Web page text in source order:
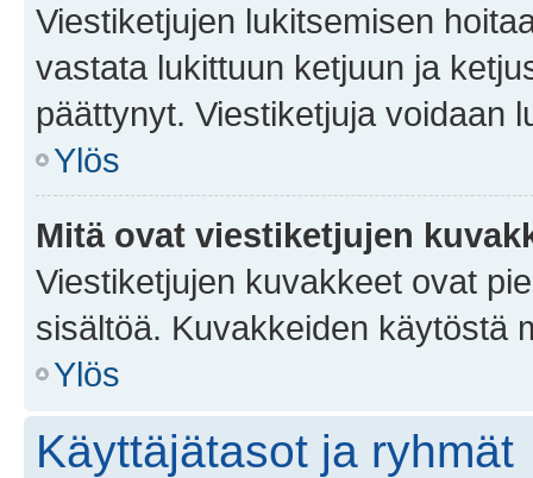
Viestiketjujen lukitsemisen
vastata lukittuun ketjuun ja
päättynyt. Viestiketjuja voidaan
Ylös
Mitä ovat viestiketjujen
Viestiketjujen kuvakkeet ovat
sisältöä. Kuvakkeiden käytöstä
Ylös
Käyttäjätasot ja ryhmät